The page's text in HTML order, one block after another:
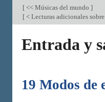
[ << Músicas del mundo ]
[ < Lecturas adicionales
Entrada y
19 Modos de